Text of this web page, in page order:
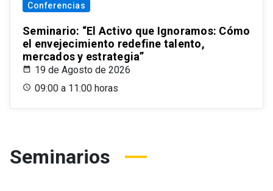
Conferencias
Seminario: “El Activo que Ignoramos: Cómo
el envejecimiento redefine talento,
mercados y estrategia”
19 de Agosto de 2026
09:00 a 11:00 horas
Seminarios